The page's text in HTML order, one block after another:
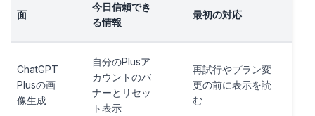
面
今日信頼でき
る情報
最初の対応
ChatGPT
Plusの画
像生成
自分のPlusア
カウントのバ
ナーとリセッ
ト表示
再試行やプラン変
更の前に表示を読
む